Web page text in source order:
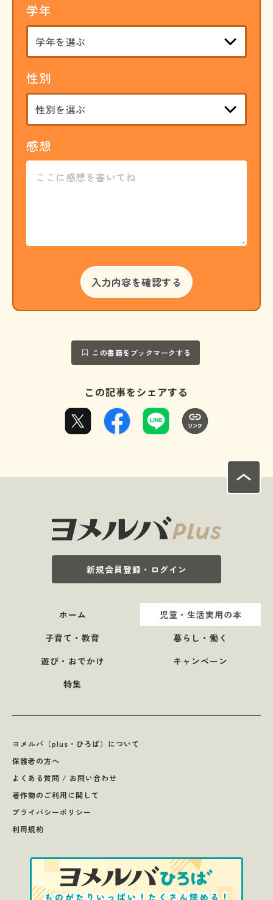
学年
性別
感想
この書籍をブックマークする
この記事をシェアする
新規会員登録・ログイン
ホーム
児童・生活実用の本
子育て・教育
暮らし・働く
遊び・おでかけ
キャンペーン
特集
ヨメルバ（plus・ひろば）について
保護者の方へ
よくある質問 / お問い合わせ
著作物のご利用に関して
プライバシーポリシー
利用規約